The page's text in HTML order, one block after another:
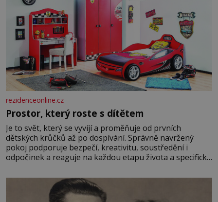
rezidenceonline.cz
Prostor, který roste s dítětem
Je to svět, který se vyvíjí a proměňuje od prvních
dětských krůčků až po dospívání. Správně navržený
pokoj podporuje bezpečí, kreativitu, soustředění i
odpočinek a reaguje na každou etapu života a specifické
měkkost a bezpečí, proto by pokoj miminka měl působit
především klidně a útulně. Předškolní věk je